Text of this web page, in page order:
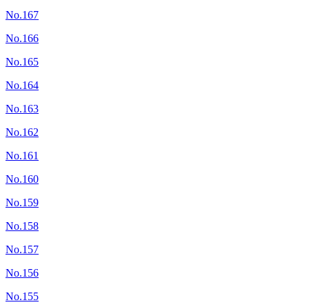
No.167
No.166
No.165
No.164
No.163
No.162
No.161
No.160
No.159
No.158
No.157
No.156
No.155